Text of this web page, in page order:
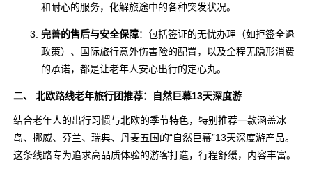
和耐心的服务，化解旅途中的各种突发状况。
完善的售后与安全保障：包括签证的无忧办理（如拒签全退
政策）、国际旅行意外伤害险的配置，以及全程无隐形消费
的承诺，都是让老年人安心出行的定心丸。
二、 北欧路线老年旅行团推荐：自然巨幕13天深度游
结合老年人的出行习惯与北欧的季节特色，特别推荐一款涵盖冰
岛、挪威、芬兰、瑞典、丹麦五国的“自然巨幕”13天深度游产品。
这条线路专为追求高品质体验的游客打造，行程舒缓，内容丰富。